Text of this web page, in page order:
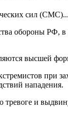
сил (СМС)...
обороны РФ,
высшей
при
нападения.
и